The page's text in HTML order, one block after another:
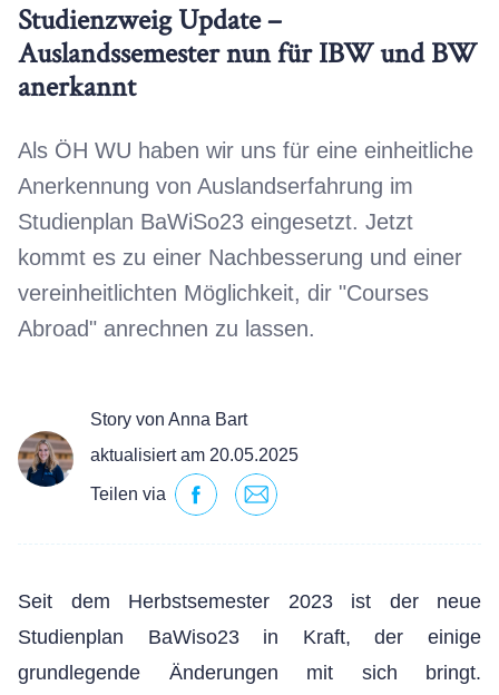
Studienzweig Update –
Auslandssemester nun für IBW und BW
anerkannt
Als ÖH WU haben wir uns für eine einheitliche
Anerkennung von Auslandserfahrung im
Studienplan BaWiSo23 eingesetzt. Jetzt
kommt es zu einer Nachbesserung und einer
vereinheitlichten Möglichkeit, dir "Courses
Abroad" anrechnen zu lassen.
Story von Anna Bart
aktualisiert am 20.05.2025
Teilen via
Seit dem Herbstsemester 2023 ist der neue
Studienplan BaWiso23 in Kraft, der einige
grundlegende Änderungen mit sich bringt.